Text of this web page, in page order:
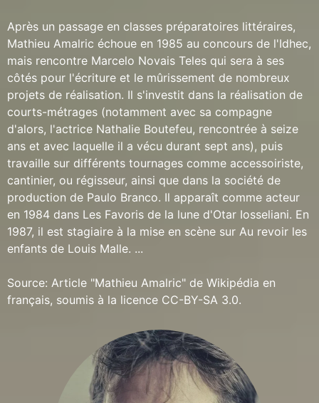
Après un passage en classes préparatoires littéraires,
Mathieu Amalric échoue en 1985 au concours de l'Idhec,
mais rencontre Marcelo Novais Teles qui sera à ses
côtés pour l'écriture et le mûrissement de nombreux
projets de réalisation. Il s'investit dans la réalisation de
courts-métrages (notamment avec sa compagne
d'alors, l'actrice Nathalie Boutefeu, rencontrée à seize
ans et avec laquelle il a vécu durant sept ans), puis
travaille sur différents tournages comme accessoiriste,
cantinier, ou régisseur, ainsi que dans la société de
production de Paulo Branco. Il apparaît comme acteur
en 1984 dans Les Favoris de la lune d'Otar Iosseliani. En
1987, il est stagiaire à la mise en scène sur Au revoir les
enfants de Louis Malle. ...
Source: Article "Mathieu Amalric" de Wikipédia en
français, soumis à la licence CC-BY-SA 3.0.